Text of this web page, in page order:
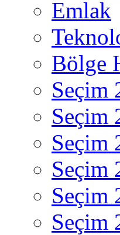
Emlak
Bölge
Seçim
Seçim
Seçim
Seçim
Seçim
Seçim